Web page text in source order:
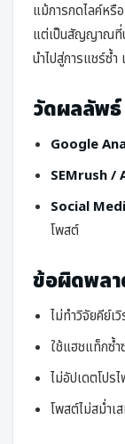
แม้การกดไลค์หรื
แต่เป็นสัญญาณที่
นำไปสู่การแชร์ซ้
วัดผลลัพธ์
Google
SEMrush /
Social
โพสต์
ข้อผิดพล
ไม่ทำวิจัยคีย์เ
ใช้แฮชแท็กซ้ำ
ไม่อัปเดตโป
โพสต์ไม่สม่ำเ